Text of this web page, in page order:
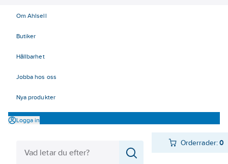
Om Ahlsell
Butiker
Hållbarhet
Jobba hos oss
Nya produkter
Logga in
Orderrader:0